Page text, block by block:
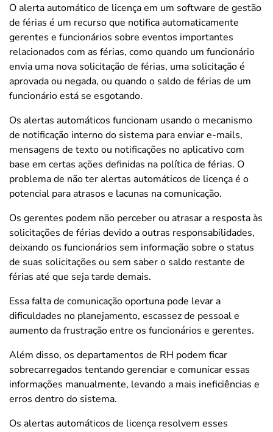
O alerta automático de licença em um software de gestão
de férias é um recurso que notifica automaticamente
gerentes e funcionários sobre eventos importantes
relacionados com as férias, como quando um funcionário
envia uma nova solicitação de férias, uma solicitação é
aprovada ou negada, ou quando o saldo de férias de um
funcionário está se esgotando.
Os alertas automáticos funcionam usando o mecanismo
de notificação interno do sistema para enviar e-mails,
mensagens de texto ou notificações no aplicativo com
base em certas ações definidas na política de férias. O
problema de não ter alertas automáticos de licença é o
potencial para atrasos e lacunas na comunicação.
Os gerentes podem não perceber ou atrasar a resposta às
solicitações de férias devido a outras responsabilidades,
deixando os funcionários sem informação sobre o status
de suas solicitações ou sem saber o saldo restante de
férias até que seja tarde demais.
Essa falta de comunicação oportuna pode levar a
dificuldades no planejamento, escassez de pessoal e
aumento da frustração entre os funcionários e gerentes.
Além disso, os departamentos de RH podem ficar
sobrecarregados tentando gerenciar e comunicar essas
informações manualmente, levando a mais ineficiências e
erros dentro do sistema.
Os alertas automáticos de licença resolvem esses